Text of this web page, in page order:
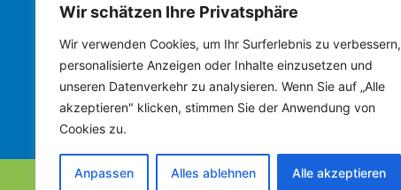
Wir schätzen Ihre Privatsphäre
Wir verwenden Cookies, um Ihr Surferlebnis zu verbessern,
personalisierte Anzeigen oder Inhalte einzusetzen und
unseren Datenverkehr zu analysieren. Wenn Sie auf „Alle
akzeptieren" klicken, stimmen Sie der Anwendung von
Cookies zu.
Anpassen Alles ablehnen Alle akzeptieren
Bürgerverein Framersheim
AKTUELLES VORSTAND GEMEINDERAT